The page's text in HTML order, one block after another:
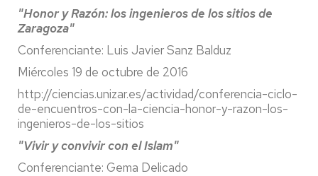
"Honor y Razón: los ingenieros de los sitios de
Zaragoza"
Conferenciante: Luis Javier Sanz Balduz
Miércoles 19 de octubre de 2016
http://ciencias.unizar.es/actividad/conferencia-ciclo-
de-encuentros-con-la-ciencia-honor-y-razon-los-
ingenieros-de-los-sitios
"Vivir y convivir con el Islam"
Conferenciante: Gema Delicado